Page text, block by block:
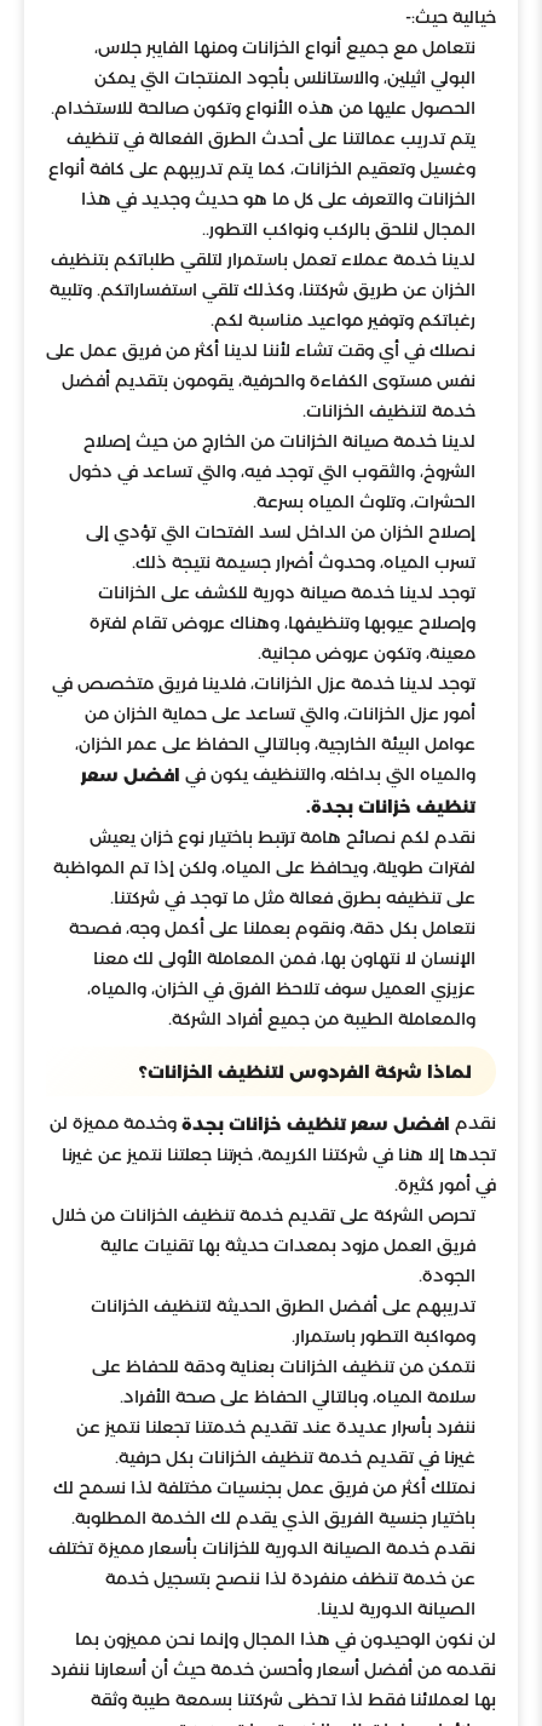
خيالية حيث:-
نتعامل مع جميع أنواع الخزانات ومنها الفايبر جلاس،
البولي اثيلين، والاستانلس بأجود المنتجات التي يمكن
الحصول عليها من هذه الأنواع وتكون صالحة للاستخدام.
يتم تدريب عمالتنا على أحدث الطرق الفعالة في تنظيف
وغسيل وتعقيم الخزانات، كما يتم تدريبهم على كافة أنواع
الخزانات والتعرف على كل ما هو حديث وجديد في هذا
المجال لنلحق بالركب ونواكب التطور..
لدينا خدمة عملاء تعمل باستمرار لتلقي طلباتكم بتنظيف
الخزان عن طريق شركتنا، وكذلك تلقي استفساراتكم. وتلبية
رغباتكم وتوفير مواعيد مناسبة لكم.
نصلك في أي وقت تشاء لأننا لدينا أكثر من فريق عمل على
نفس مستوى الكفاءة والحرفية، يقومون بتقديم أفضل
خدمة لتنظيف الخزانات.
لدينا خدمة صيانة الخزانات من الخارج من حيث إصلاح
الشروخ، والثقوب التي توجد فيه، والتي تساعد في دخول
الحشرات، وتلوث المياه بسرعة.
إصلاح الخزان من الداخل لسد الفتحات التي تؤدي إلى
تسرب المياه، وحدوث أضرار جسيمة نتيجة ذلك.
توجد لدينا خدمة صيانة دورية للكشف على الخزانات
وإصلاح عيوبها وتنظيفها، وهناك عروض تقام لفترة
معينة، وتكون عروض مجانية.
توجد لدينا خدمة عزل الخزانات، فلدينا فريق متخصص في
أمور عزل الخزانات، والتي تساعد على حماية الخزان من
عوامل البيئة الخارجية، وبالتالي الحفاظ على عمر الخزان،
والمياه التي بداخله، والتنظيف يكون في افضل سعر
تنظيف خزانات بجدة.
نقدم لكم نصائح هامة ترتبط باختيار نوع خزان يعيش
لفترات طويلة، ويحافظ على المياه، ولكن إذا تم المواظبة
على تنظيفه بطرق فعالة مثل ما توجد في شركتنا.
نتعامل بكل دقة، ونقوم بعملنا على أكمل وجه، فصحة
الإنسان لا نتهاون بها، فمن المعاملة الأولى لك معنا
عزيزي العميل سوف تلاحظ الفرق في الخزان، والمياه،
والمعاملة الطيبة من جميع أفراد الشركة.
لماذا شركة الفردوس لتنظيف الخزانات؟
نقدم افضل سعر تنظيف خزانات بجدة وخدمة مميزة لن
تجدها إلا هنا في شركتنا الكريمة، خبرتنا جعلتنا نتميز عن غيرنا
في أمور كثيرة.
تحرص الشركة على تقديم خدمة تنظيف الخزانات من خلال
فريق العمل مزود بمعدات حديثة بها تقنيات عالية
الجودة.
تدريبهم على أفضل الطرق الحديثة لتنظيف الخزانات
ومواكبة التطور باستمرار.
نتمكن من تنظيف الخزانات بعناية ودقة للحفاظ على
سلامة المياه، وبالتالي الحفاظ على صحة الأفراد.
ننفرد بأسرار عديدة عند تقديم خدمتنا تجعلنا نتميز عن
غيرنا في تقديم خدمة تنظيف الخزانات بكل حرفية.
نمتلك أكثر من فريق عمل بجنسيات مختلفة لذا نسمح لك
باختيار جنسية الفريق الذي يقدم لك الخدمة المطلوبة.
نقدم خدمة الصيانة الدورية للخزانات بأسعار مميزة تختلف
عن خدمة تنظف منفردة لذا ننصح بتسجيل خدمة
الصيانة الدورية لدينا.
لن نكون الوحيدون في هذا المجال وإنما نحن مميزون بما
نقدمه من أفضل أسعار وأحسن خدمة حيث أن أسعارنا ننفرد
بها لعملائنا فقط لذا تحظى شركتنا بسمعة طيبة وثقة